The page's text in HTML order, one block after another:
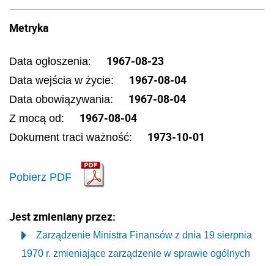
Metryka
Data ogłoszenia: 1967-08-23
Data wejścia w życie: 1967-08-04
Data obowiązywania: 1967-08-04
Z mocą od: 1967-08-04
Dokument traci ważność: 1973-10-01
Pobierz PDF
Jest zmieniany przez:
Zarządzenie Ministra Finansów z dnia 19 sierpnia
1970 r. zmieniające zarządzenie w sprawie ogólnych